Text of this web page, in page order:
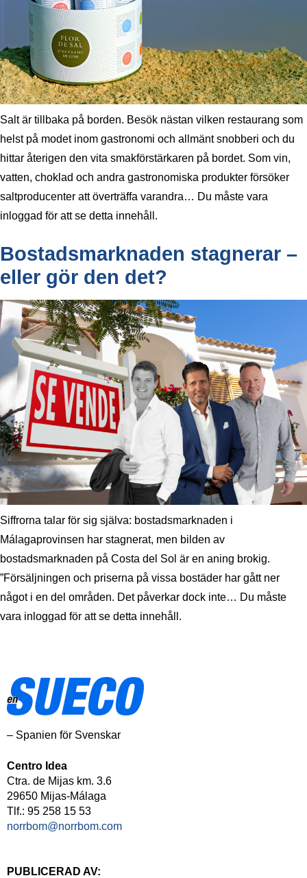
Salt är tillbaka på borden. Besök nästan vilken restaurang som
helst på modet inom gastronomi och allmänt snobberi och du
hittar återigen den vita smakförstärkaren på bordet. Som vin,
vatten, choklad och andra gastronomiska produkter försöker
saltproducenter att överträffa varandra… Du måste vara
inloggad för att se detta innehåll.
Bostadsmarknaden stagnerar –
eller gör den det?
Siffrorna talar för sig själva: bostadsmarknaden i
Málagaprovinsen har stagnerat, men bilden av
bostadsmarknaden på Costa del Sol är en aning brokig.
”Försäljningen och priserna på vissa bostäder har gått ner
något i en del områden. Det påverkar dock inte… Du måste
vara inloggad för att se detta innehåll.
– Spanien för Svenskar
Centro Idea
Ctra. de Mijas km. 3.6
29650 Mijas-Málaga
Tlf.: 95 258 15 53
norrbom@norrbom.com
PUBLICERAD AV: